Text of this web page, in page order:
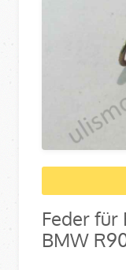
Feder für
BMW